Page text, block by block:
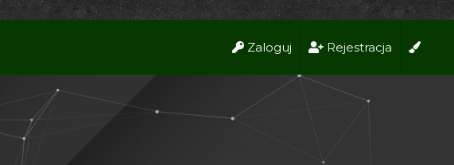
Zaloguj Rejestracja